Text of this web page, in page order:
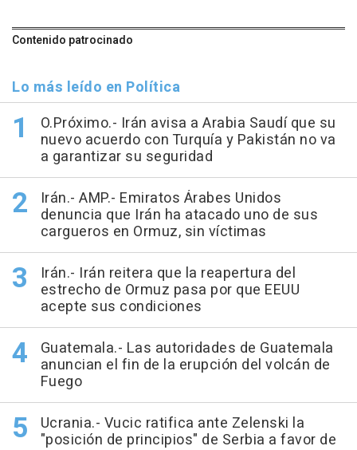
Contenido patrocinado
Lo más leído en Política
O.Próximo.- Irán avisa a Arabia Saudí que su
nuevo acuerdo con Turquía y Pakistán no va
a garantizar su seguridad
Irán.- AMP.- Emiratos Árabes Unidos
denuncia que Irán ha atacado uno de sus
cargueros en Ormuz, sin víctimas
Irán.- Irán reitera que la reapertura del
estrecho de Ormuz pasa por que EEUU
acepte sus condiciones
Guatemala.- Las autoridades de Guatemala
anuncian el fin de la erupción del volcán de
Fuego
Ucrania.- Vucic ratifica ante Zelenski la
"posición de principios" de Serbia a favor de